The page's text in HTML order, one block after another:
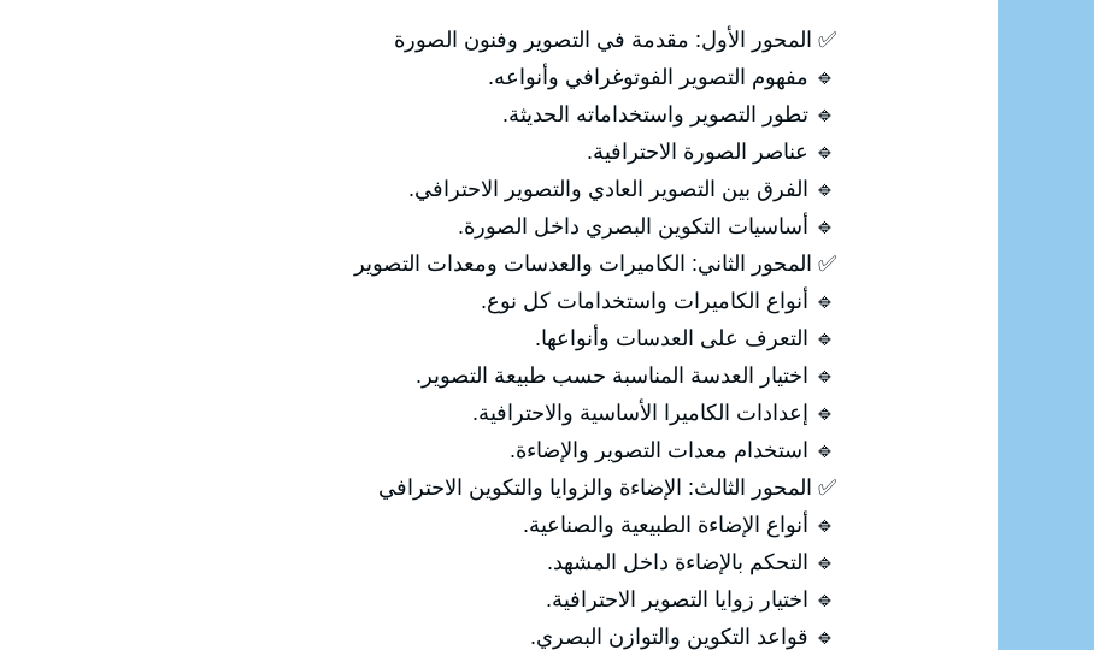
✅ المحور الأول: مقدمة في التصوير وفنون الصورة
🔹 مفهوم التصوير الفوتوغرافي وأنواعه.
🔹 تطور التصوير واستخداماته الحديثة.
🔹 عناصر الصورة الاحترافية.
🔹 الفرق بين التصوير العادي والتصوير الاحترافي.
🔹 أساسيات التكوين البصري داخل الصورة.
✅ المحور الثاني: الكاميرات والعدسات ومعدات التصوير
🔹 أنواع الكاميرات واستخدامات كل نوع.
🔹 التعرف على العدسات وأنواعها.
🔹 اختيار العدسة المناسبة حسب طبيعة التصوير.
🔹 إعدادات الكاميرا الأساسية والاحترافية.
🔹 استخدام معدات التصوير والإضاءة.
✅ المحور الثالث: الإضاءة والزوايا والتكوين الاحترافي
🔹 أنواع الإضاءة الطبيعية والصناعية.
🔹 التحكم بالإضاءة داخل المشهد.
🔹 اختيار زوايا التصوير الاحترافية.
🔹 قواعد التكوين والتوازن البصري.